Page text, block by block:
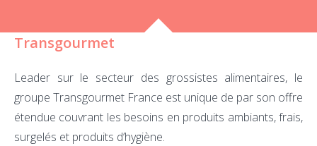
Transgourmet
Leader sur le secteur des grossistes alimentaires, le
groupe Transgourmet France est unique de par son offre
étendue couvrant les besoins en produits ambiants, frais,
surgelés et produits d’hygiène.